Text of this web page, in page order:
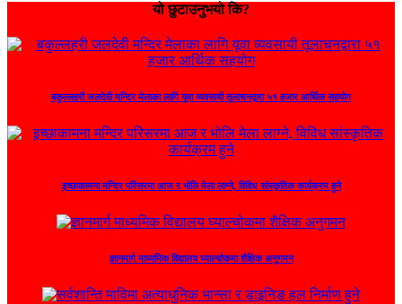
यो छुटाउनुभयो कि?
बकुल्लहरी जलदेवी मन्दिर मेलाका लागि यूवा व्यवसायी तूलाचनद्वारा ५१ हजार आर्थिक सहयोग
इच्छाकामना मन्दिर परिसरमा आज र भोलि मेला लाग्ने, विविध सांस्कृतिक कार्यक्रम हुने
ज्ञानमार्ग माध्यमिक विद्यालय घ्याल्चोकमा शैक्षिक अनुगमन